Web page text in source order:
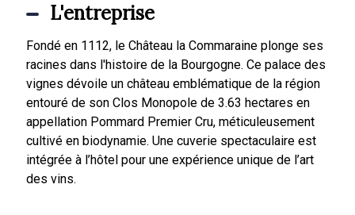
L'entreprise
Fondé en 1112, le Château la Commaraine plonge ses
racines dans l'histoire de la Bourgogne. Ce palace des
vignes dévoile un château emblématique de la région
entouré de son Clos Monopole de 3.63 hectares en
appellation Pommard Premier Cru, méticuleusement
cultivé en biodynamie. Une cuverie spectaculaire est
intégrée à l’hôtel pour une expérience unique de l’art
des vins.